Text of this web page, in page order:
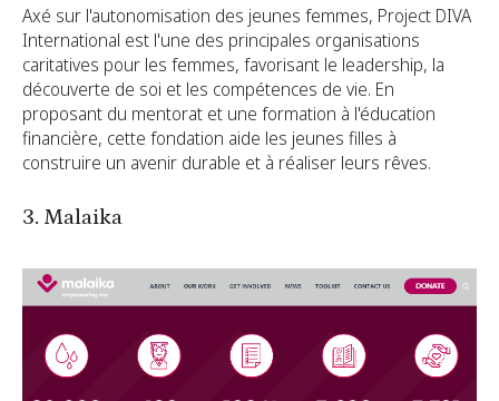
Axé sur l'autonomisation des jeunes femmes, Project DIVA
International est l'une des principales organisations
caritatives pour les femmes, favorisant le leadership, la
découverte de soi et les compétences de vie. En
proposant du mentorat et une formation à l'éducation
financière, cette fondation aide les jeunes filles à
construire un avenir durable et à réaliser leurs rêves.
3. Malaika